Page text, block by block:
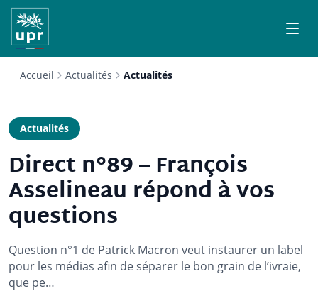
Accueil Actualités Actualités
Actualités
Direct n°89 – François
Asselineau répond à vos
questions
Question n°1 de Patrick Macron veut instaurer un label
pour les médias afin de séparer le bon grain de l’ivraie,
que pe…